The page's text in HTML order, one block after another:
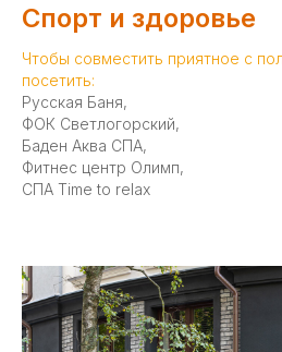
Спорт и здоровье
Чтобы совместить приятное с
посетить:
Русская Баня,
ФОК Светлогорский,
Баден Аква СПА,
Фитнес центр Олимп,
СПА Time to relax